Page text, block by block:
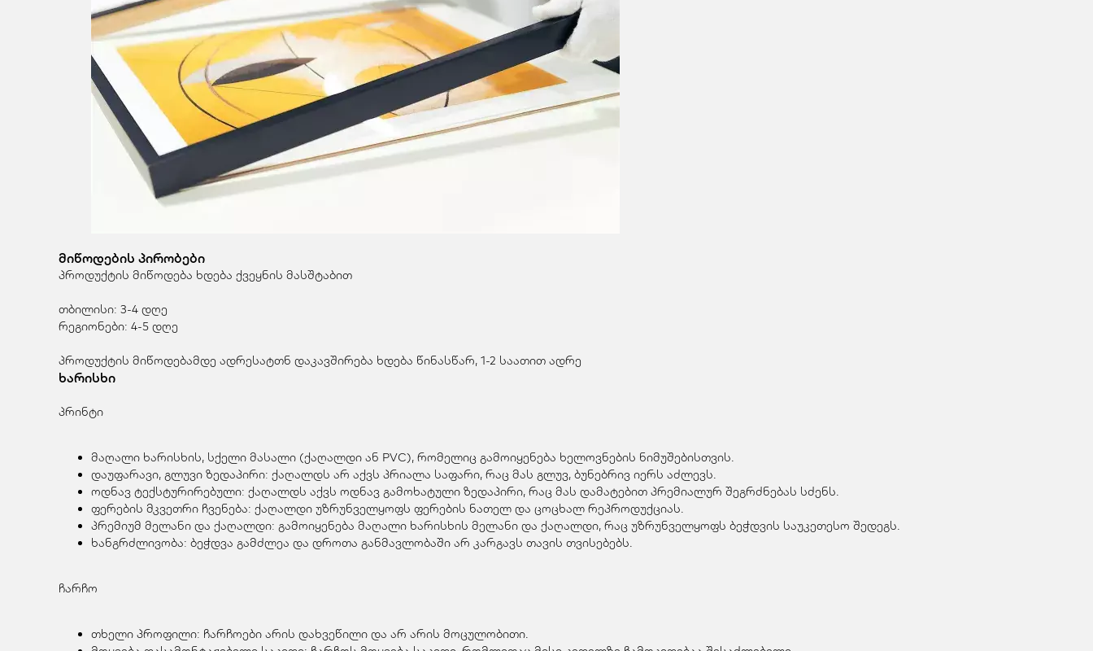
მიწოდების პირობები
პროდუქტის მიწოდება ხდება ქვეყნის მასშტაბით
თბილისი: 3-4 დღე
რეგიონები: 4-5 დღე
პროდუქტის მიწოდებამდე ადრესატთნ დაკავშირება ხდება წინასწარ, 1-2 საათით ადრე
ხარისხი
პრინტი
მაღალი ხარისხის, სქელი მასალი (ქაღალდი ან PVC), რომელიც გამოიყენება ხელოვნების ნიმუშებისთვის.
დაუფარავი, გლუვი ზედაპირი: ქაღალდს არ აქვს პრიალა საფარი, რაც მას გლუვ, ბუნებრივ იერს აძლევს.
ოდნავ ტექსტურირებული: ქაღალდს აქვს ოდნავ გამოხატული ზედაპირი, რაც მას დამატებით პრემიალურ შეგრძნებას სძენს.
ფერების მკვეთრი ჩვენება: ქაღალდი უზრუნველყოფს ფერების ნათელ და ცოცხალ რეპროდუქციას.
პრემიუმ მელანი და ქაღალდი: გამოიყენება მაღალი ხარისხის მელანი და ქაღალდი, რაც უზრუნველყოფს ბეჭდვის საუკეთესო შედეგს.
ხანგრძლივობა: ბეჭდვა გამძლეა და დროთა განმავლობაში არ კარგავს თავის თვისებებს.
ჩარჩო
თხელი პროფილი: ჩარჩოები არის დახვეწილი და არ არის მოცულობითი.